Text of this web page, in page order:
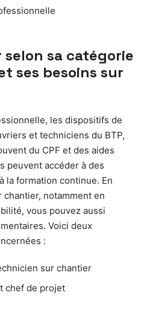
sa catégorie
ses besoins sur
les dispositifs de
et techniciens du BTP,
du CPF et des aides
peuvent accéder à des
la formation continue. En
notamment en
vous pouvez aussi
Voici deux
:
sur chantier
chef de projet